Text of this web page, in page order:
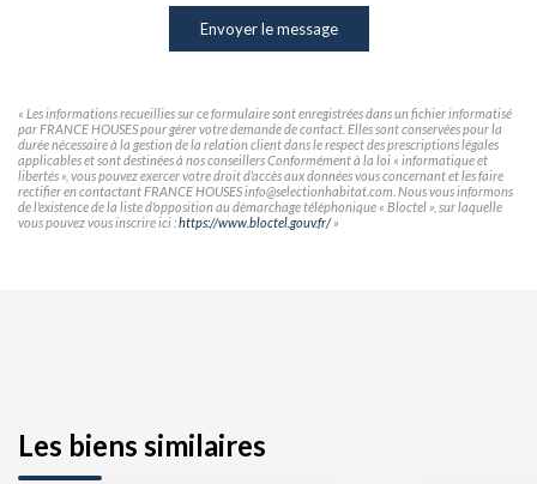
Envoyer le message
« Les informations recueillies sur ce formulaire sont enregistrées dans un fichier informatisé
par FRANCE HOUSES pour gérer votre demande de contact. Elles sont conservées pour la
durée nécessaire à la gestion de la relation client dans le respect des prescriptions légales
applicables et sont destinées à nos conseillers Conformément à la loi « informatique et
libertés », vous pouvez exercer votre droit d'accès aux données vous concernant et les faire
rectifier en contactant FRANCE HOUSES info@selectionhabitat.com. Nous vous informons
de l'existence de la liste d'opposition au démarchage téléphonique « Bloctel », sur laquelle
vous pouvez vous inscrire ici :https://www.bloctel.gouv.fr/»
Les biens similaires